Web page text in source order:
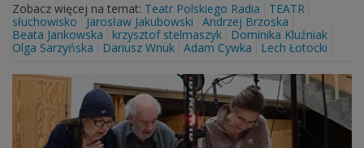
Zobacz więcej na temat: Teatr Polskiego Radia
TEATR
słuchowisko
Jarosław Jakubowski
Andrzej Brzoska
Beata Jankowska
krzysztof stelmaszyk
Dominika Kluźniak
Olga Sarzyńska
Dariusz Wnuk Adam Cywka Lech Łotocki